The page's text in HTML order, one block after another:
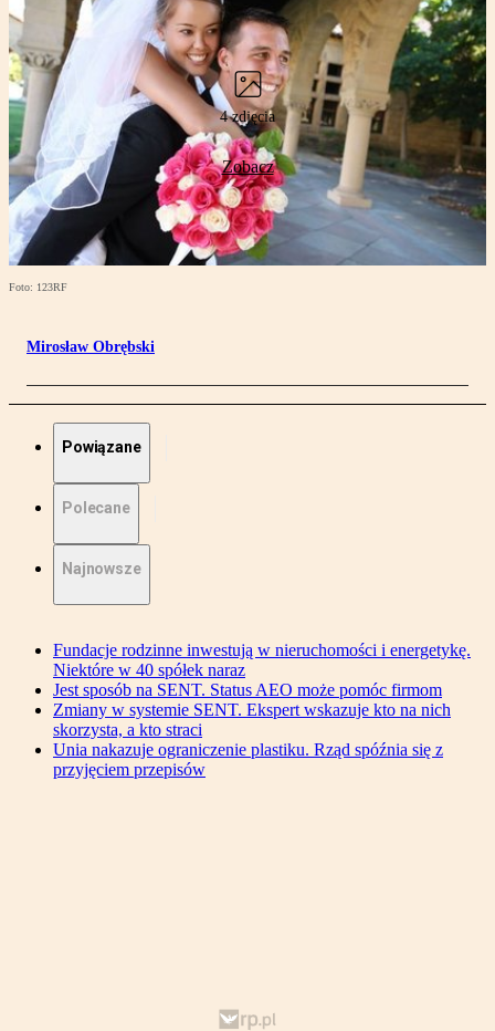
4 zdjęcia
Zobacz
Foto: 123RF
Mirosław Obrębski
Powiązane
Polecane
Najnowsze
Fundacje rodzinne inwestują w nieruchomości i energetykę.
Niektóre w 40 spółek naraz
Jest sposób na SENT. Status AEO może pomóc firmom
Zmiany w systemie SENT. Ekspert wskazuje kto na nich
skorzysta, a kto straci
Unia nakazuje ograniczenie plastiku. Rząd spóźnia się z
przyjęciem przepisów